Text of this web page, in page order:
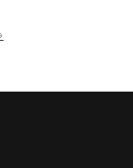
problemów
„nie lepsi i nie